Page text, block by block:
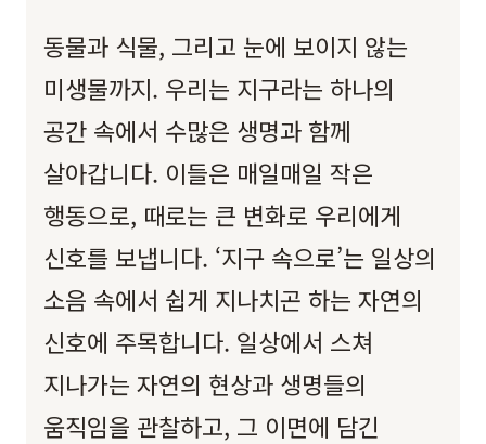
동물과 식물, 그리고 눈에 보이지 않는
미생물까지. 우리는 지구라는 하나의
공간 속에서 수많은 생명과 함께
살아갑니다. 이들은 매일매일 작은
행동으로, 때로는 큰 변화로 우리에게
신호를 보냅니다. ‘지구 속으로’는 일상의
소음 속에서 쉽게 지나치곤 하는 자연의
신호에 주목합니다. 일상에서 스쳐
지나가는 자연의 현상과 생명들의
움직임을 관찰하고, 그 이면에 담긴